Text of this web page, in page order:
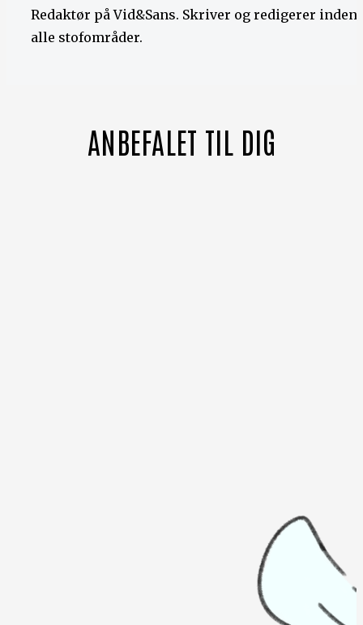
Redaktør på Vid&Sans. Skriver og redigerer inden
alle stofområder.
ANBEFALET TIL DIG